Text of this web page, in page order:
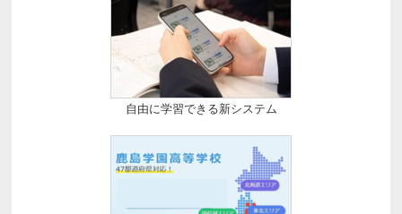
自由に学習できる新システム